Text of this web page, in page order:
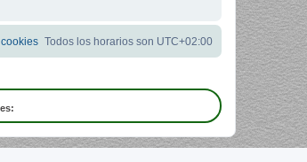
Todos los horarios son UTC+02:00